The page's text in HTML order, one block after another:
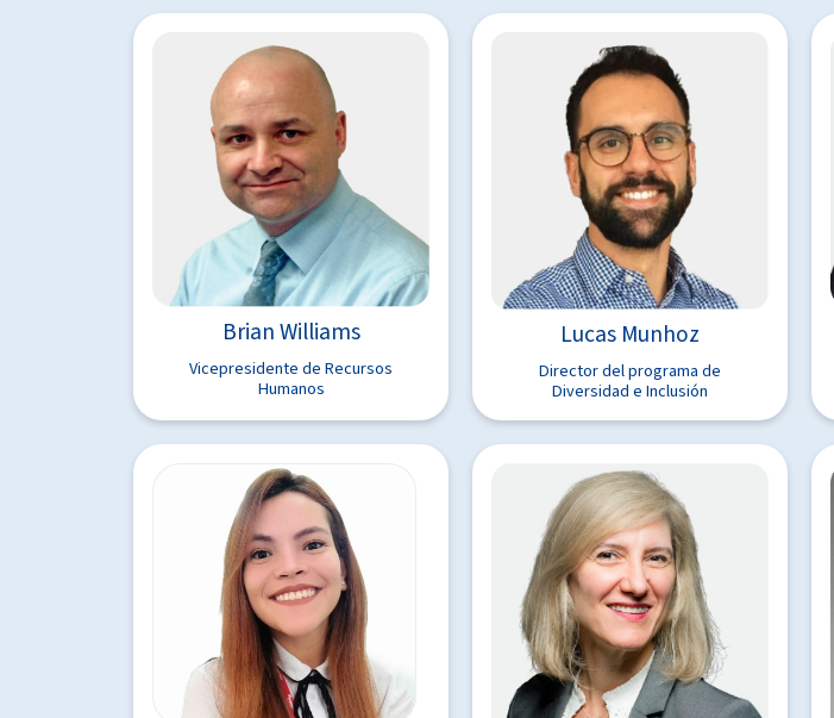
Brian Williams
Vicepresidente de Recursos
Humanos
Lucas Munhoz
Director del programa de
Diversidad e Inclusión